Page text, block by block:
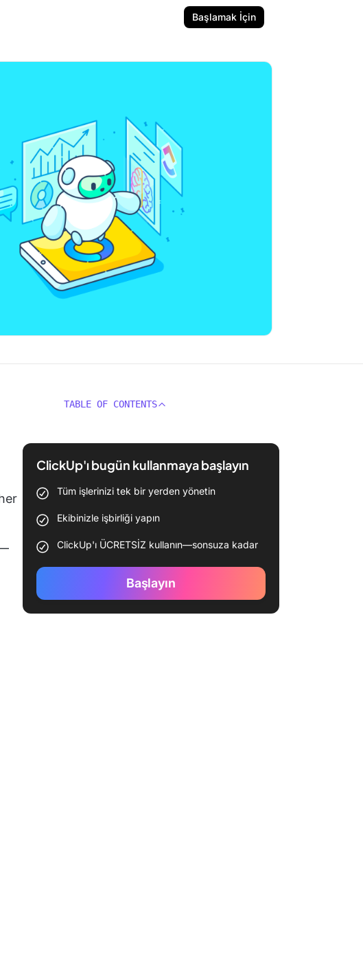
Başlamak İçin
TABLE OF CONTENTS
ClickUp'ı bugün kullanmaya başlayın
Tüm işlerinizi tek bir yerden yönetin
Ekibinizle işbirliği yapın
ClickUp'ı ÜCRETSİZ kullanın—sonsuza kadar
Başlayın